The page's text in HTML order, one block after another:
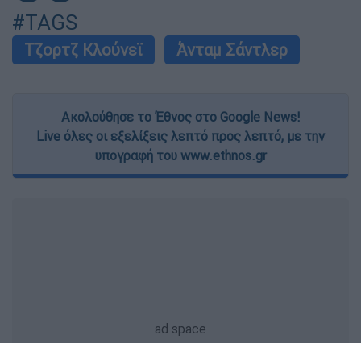
#TAGS
Τζορτζ Κλούνεϊ Άνταμ Σάντλερ
Ακολούθησε το Έθνος στο Google News!
Live όλες οι εξελίξεις λεπτό προς λεπτό, με την
υπογραφή του www.ethnos.gr